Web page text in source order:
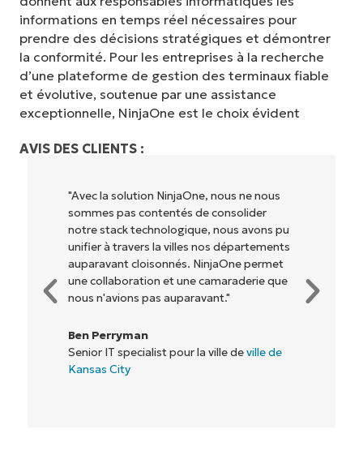
informations en temps réel nécessaires pour
prendre des décisions stratégiques et démontrer
la conformité. Pour les entreprises à la recherche
d’une plateforme de gestion des terminaux fiable
et évolutive, soutenue par une assistance
exceptionnelle, NinjaOne est le choix évident
AVIS DES CLIENTS :
"NinjaOne permet à notre entreprise (ainsi
qu'aux propriétaires et opérateurs avec
lesquels nous travaillons) d'être plus
rentables. Tout le monde y gagne."
Rory McCune
Directeur informatique chezFlash